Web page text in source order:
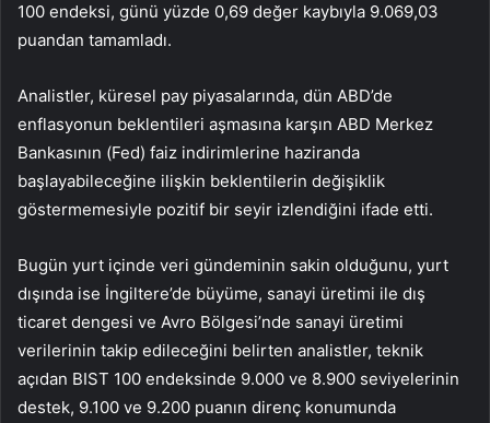
100 endeksi, günü yüzde 0,69 değer kaybıyla 9.069,03
puandan tamamladı.
Analistler, küresel pay piyasalarında, dün ABD’de
enflasyonun beklentileri aşmasına karşın ABD Merkez
Bankasının (Fed) faiz indirimlerine haziranda
başlayabileceğine ilişkin beklentilerin değişiklik
göstermemesiyle pozitif bir seyir izlendiğini ifade etti.
Bugün yurt içinde veri gündeminin sakin olduğunu, yurt
dışında ise İngiltere’de büyüme, sanayi üretimi ile dış
ticaret dengesi ve Avro Bölgesi’nde sanayi üretimi
verilerinin takip edileceğini belirten analistler, teknik
açıdan BIST 100 endeksinde 9.000 ve 8.900 seviyelerinin
destek, 9.100 ve 9.200 puanın direnç konumunda